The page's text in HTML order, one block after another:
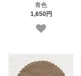
青色
1,650円